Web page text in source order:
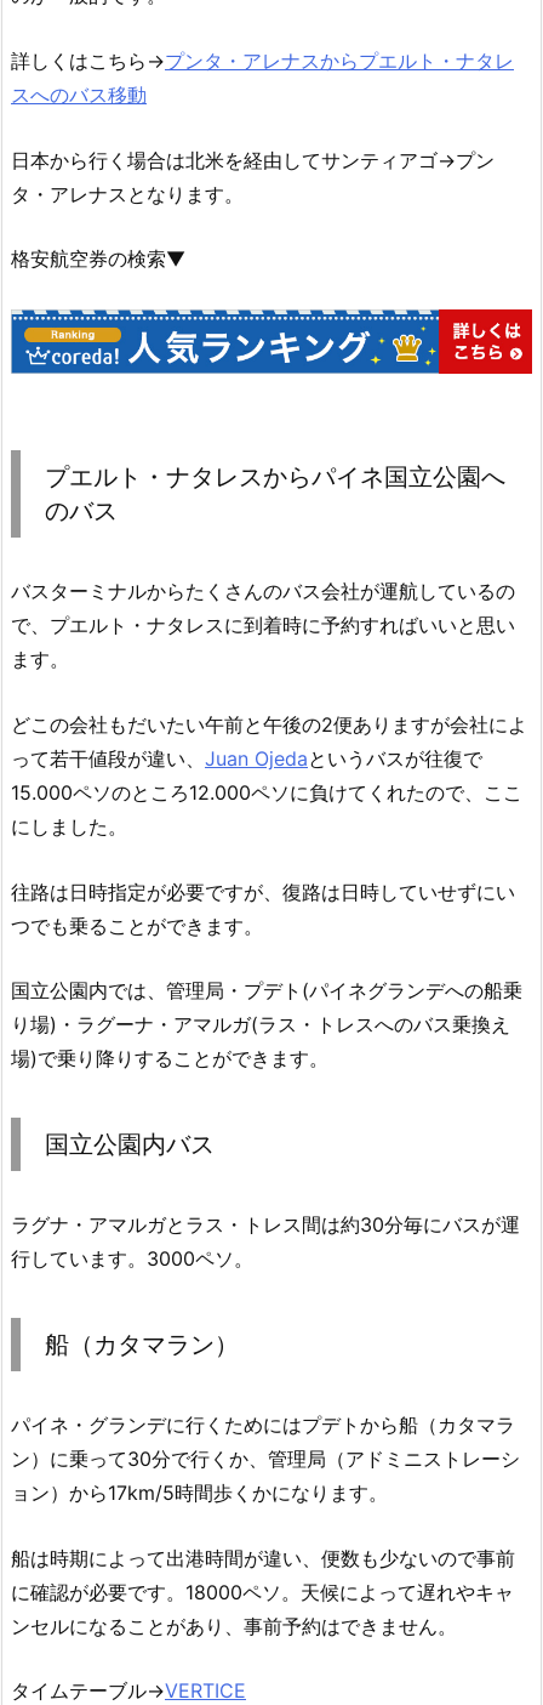
詳しくはこちら→プンタ・アレナスからプエルト・ナタレ
スへのバス移動
日本から行く場合は北米を経由してサンティアゴ→プン
タ・アレナスとなります。
格安航空券の検索▼
プエルト・ナタレスからパイネ国立公園へ
のバス
バスターミナルからたくさんのバス会社が運航しているの
で、プエルト・ナタレスに到着時に予約すればいいと思い
ます。
どこの会社もだいたい午前と午後の2便ありますが会社によ
って若干値段が違い、 Juan Ojedaというバスが往復で
15.000ペソのところ12.000ペソに負けてくれたので、ここ
にしました。
往路は日時指定が必要ですが、復路は日時していせずにい
つでも乗ることができます。
国立公園内では、管理局・プデト(パイネグランデへの船乗
り場)・ラグーナ・アマルガ(ラス・トレスへのバス乗換え
場)で乗り降りすることができます。
国立公園内バス
ラグナ・アマルガとラス・トレス間は約30分毎にバスが運
行しています。3000ペソ。
船（カタマラン）
パイネ・グランデに行くためにはプデトから船（カタマラ
ン）に乗って30分で行くか、管理局（アドミニストレーシ
ョン）から17km/5時間歩くかになります。
船は時期によって出港時間が違い、便数も少ないので事前
に確認が必要です。18000ペソ。天候によって遅れやキャ
ンセルになることがあり、事前予約はできません。
タイムテーブル→VERTICE